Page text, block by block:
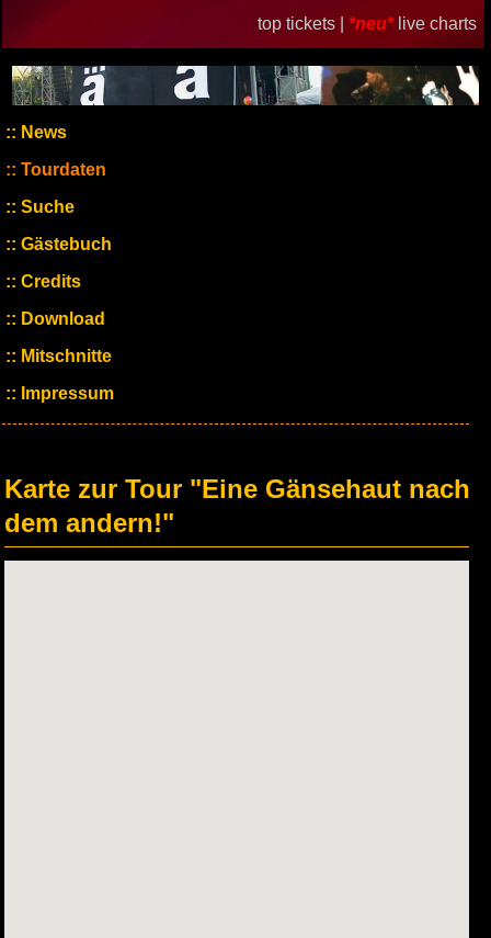
top tickets | *neu* live charts
News
Tourdaten
Suche
Gästebuch
Credits
Download
Mitschnitte
Impressum
Karte zur Tour "Eine Gänsehaut nach
dem andern!"